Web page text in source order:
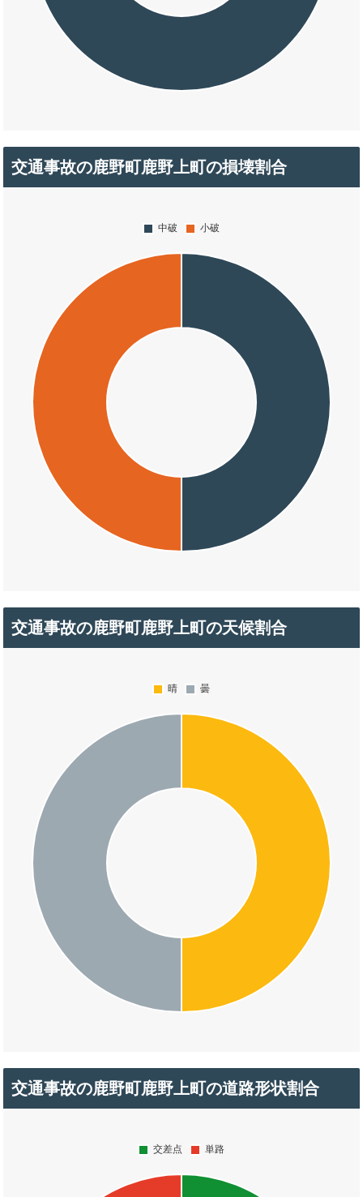
交通事故の鹿野町鹿野上町の損壊割合
交通事故の鹿野町鹿野上町の天候割合
交通事故の鹿野町鹿野上町の道路形状割合